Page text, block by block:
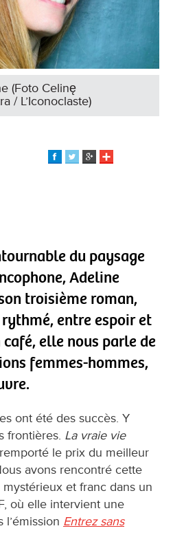
(Foto Celinę
/ L’Iconoclaste)
du paysage
Adeline
troisième roman,
entre espoir et
elle nous parle de
femmes-hommes,
ont été des succès. Y
frontières. La vraie vie
le prix du meilleur
avons rencontré cette
et franc dans un
où elle intervient une
Entrez sans